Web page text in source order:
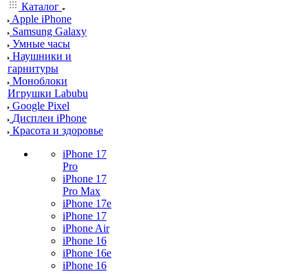
Каталог
Apple iPhone
Samsung Galaxy
Умные часы
Наушники и
гарнитуры
Моноблоки
Игрушки Labubu
Google Pixel
Дисплеи iPhone
Красота и здоровье
iPhone 17
Pro
iPhone 17
Pro Max
iPhone 17e
iPhone 17
iPhone Air
iPhone 16
iPhone 16e
iPhone 16